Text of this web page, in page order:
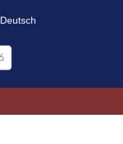
Deutsch